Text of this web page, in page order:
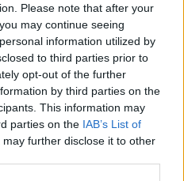
Please note that after your
may continue seeing
information utilized by
to third parties prior to
opt-out of the further
by third parties on the
This information may
parties on the IAB’s List of
may further disclose it to other
cosparso sulle altalene del
notte tra sabato e domenica. A
l'assessore Gianni Baruffa
a pulire.
ieri da alcuni genitori. Poi sono
messe sui social dove ci sono
autori.